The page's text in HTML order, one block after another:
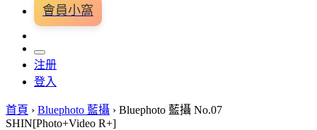
會員小窩
注册
登入
首頁 › Bluephoto 藍攝 › Bluephoto 藍攝 No.07
SHIN[Photo+Video R+]